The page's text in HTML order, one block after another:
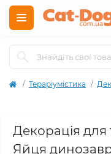
Тераріумістика
Декорація для
Яйця